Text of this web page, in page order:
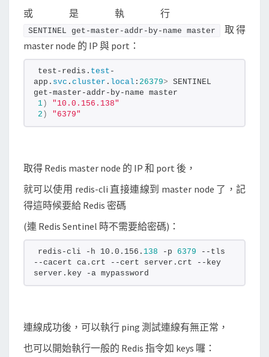
或是執行
SENTINEL get-master-addr-by-name master
取得
master node 的 IP 與 port：
test-redis. test -
app. svc . cluster . local : 26379> SENTINEL
get-master-addr-by-name master
1 )
"10.0.156.138"
2 ) "6379"
取得 Redis master node 的 IP 和 port 後，
就可以使用 redis-cli 直接連線到 master node 了，記
得這時候要給 Redis 密碼
(連 Redis Sentinel 時不需要給密碼)：
redis-cli -h 10.0.156. 138 -p 6379 --tls
--cacert ca.crt --cert server.crt --key
server.key -a mypassword
連線成功後，可以執行 ping 測試連線有無正常，
也可以開始執行一般的 Redis 指令如 keys 囉：